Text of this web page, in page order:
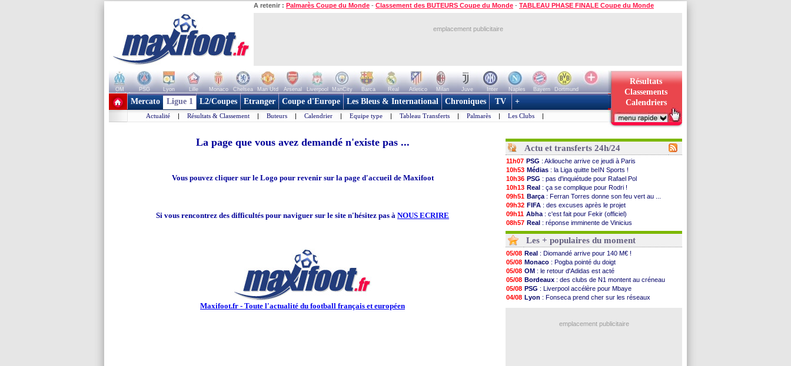
A retenir : Palmarès Coupe du Monde - Classement des BUTEURS Coupe du Monde - TABLEAU PHASE FINALE Coupe du Monde
emplacement publicitaire
OM PSG Lyon Lille Monaco Chelsea Man Utd Arsenal Liverpool ManCity Barca Real Atletico Milan Juve Inter Naples Bayern
Dortmund
+ de clubs
Résultats
Classements
Calendriers
Mercato Ligue 1 L2/Coupes Etranger Coupe d'Europe Les Bleus & International Chroniques TV +
Actualité | Résultats & Classement | Buteurs | Calendrier | Equipe type | Tableau Transferts | Palmarès | Les Clubs |
La page que vous avez demandé n'existe pas ...
Vous pouvez cliquer sur le Logo pour revenir sur la page d'accueil de Maxifoot
Si vous rencontrez des difficultés pour naviguer sur le site n'hésitez pas à NOUS ECRIRE
Maxifoot.fr - Toute l'actualité du football français et européen
Actu et transferts 24h/24
11h07 PSG : Akliouche arrive ce jeudi à Paris
10h53 Médias : la Liga quitte beIN Sports !
10h36 PSG : pas d'inquiétude pour Rafael Pol
10h13 Real : ça se complique pour Rodri !
09h51 Barça : Ferran Torres donne son feu vert au ...
09h32 FIFA : des excuses après le projet
09h11 Abha : c'est fait pour Fekir (officiel)
08h57 Real : réponse imminente de Vinicius
08h39 Arsenal: Nørgaard transféré à Everton (off.)
08h22
Al-Ahli : Deschamps a discuté !
00h06 PSG: Luis Enrique satisfait malgré tout
05/08 Monaco: Pogba pointé du doigt
05/08 Rennes : Zabiri n'est pas fan de la L1
05/08 Rennes : une offre de Fulham pour Aït Boudlal
05/08 VIDEO: Thomasson et Cresswell réconciliés
05/08 Dunkerque: Nzonzi avait des pistes en L1
05/08 Lyon : Mangala sur le départ
: Maresca flou pour Reijnders
Les + populaires du moment
05/08 Real : Diomandé arrive pour 140 M€ !
05/08 Monaco : Pogba pointé du doigt
05/08 OM : le retour d'Adidas est acté
05/08 Bordeaux : des clubs de N1 montent au créneau
05/08 PSG : Liverpool accélère pour Mbaye
04/08 Lyon : Fonseca prend cher sur les réseaux
emplacement publicitaire